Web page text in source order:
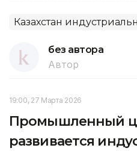
Казахстан
без автора
Автор
19:00, 27 Марта 2026
Промышленный
развивается